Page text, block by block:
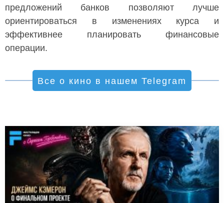
предложений банков позволяют лучше
ориентироваться в изменениях курса и
эффективнее планировать финансовые
операции.
Все о кино в нашем Telegram